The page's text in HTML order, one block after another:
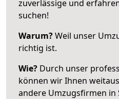
zuverlässige und
suchen!
Warum?Weil unser
richtig ist.
Wie? Durch unser
können wir Ihnen
andere Umzugsfirmen in